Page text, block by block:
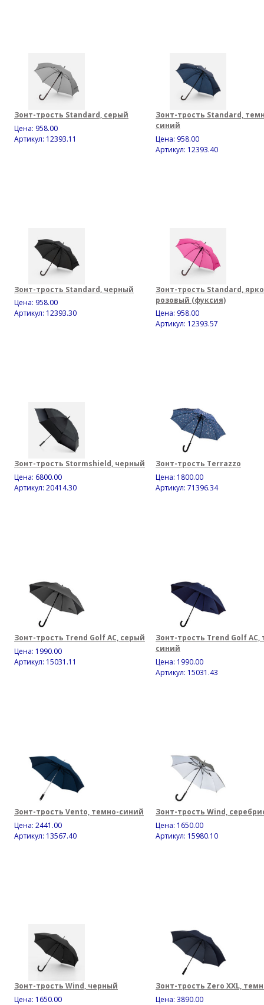
Зонт-трость Standard, серый
Цена: 958.00
Артикул: 12393.11
Зонт-трость Standard,
синий
Цена: 958.00
Артикул: 12393.40
Зонт-трость Standard, черный
Цена: 958.00
Артикул: 12393.30
Зонт-трость Standard,
розовый (фуксия)
Цена: 958.00
Артикул: 12393.57
Зонт-трость Stormshield, черный
Цена: 6800.00
Артикул: 20414.30
Зонт-трость Terrazzo
Цена: 1800.00
Артикул: 71396.34
Зонт-трость Trend Golf AC, серый
Цена: 1990.00
Артикул: 15031.11
Зонт-трость Trend Golf AC,
синий
Цена: 1990.00
Артикул: 15031.43
Зонт-трость Vento, темно-синий
Цена: 2441.00
Артикул: 13567.40
Зонт-трость Wind,
Цена: 1650.00
Артикул: 15980.10
Зонт-трость Wind, черный
Цена: 1650.00
Зонт-трость Zero XXL,
Цена: 3890.00